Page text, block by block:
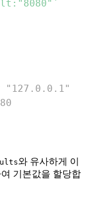
"127.0.0.1"
와 유사하게 이
기본값을 할당합